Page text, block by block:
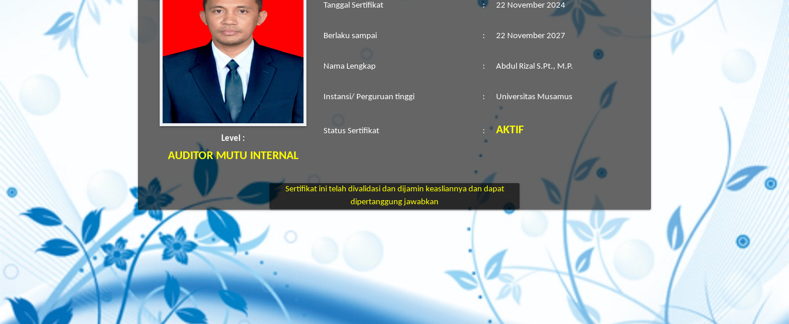
Level :
AUDITOR MUTU INTERNAL
Tanggal Sertifikat : 22 November 2024
Berlaku sampai : 22 November 2027
Nama Lengkap : Abdul Rizal S.Pt., M.P.
Instansi/ Perguruan tinggi : Universitas Musamus
Status Sertifikat : AKTIF
Sertifikat ini telah divalidasi dan dijamin keasliannya dan dapat
dipertanggung jawabkan